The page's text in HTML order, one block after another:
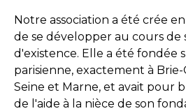
Notre association a été crée
de se développer au cours de
d'existence. Elle a été fondée
parisienne, exactement à
Seine et Marne, et avait pour
de l'aide à la nièce de son